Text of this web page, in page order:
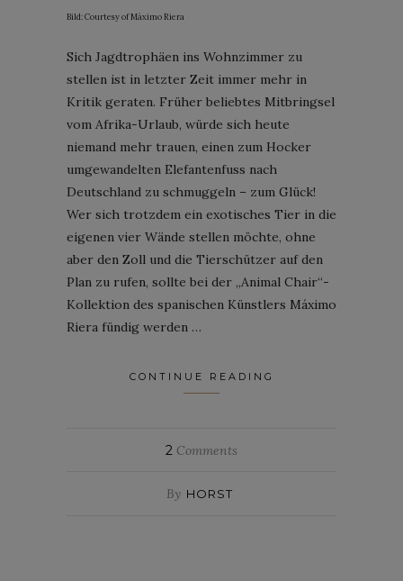
Bild: Courtesy of Máximo Riera
Sich Jagdtrophäen ins Wohnzimmer zu
stellen ist in letzter Zeit immer mehr in
Kritik geraten. Früher beliebtes Mitbringsel
vom Afrika-Urlaub, würde sich heute
niemand mehr trauen, einen zum Hocker
umgewandelten Elefantenfuss nach
Deutschland zu schmuggeln – zum Glück!
Wer sich trotzdem ein exotisches Tier in die
eigenen vier Wände stellen möchte, ohne
aber den Zoll und die Tierschützer auf den
Plan zu rufen, sollte bei der „Animal Chair“-
Kollektion des spanischen Künstlers Máximo
Riera fündig werden …
CONTINUE READING
2 Comments
By HORST